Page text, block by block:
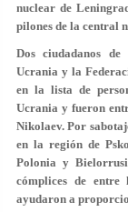
nuclear de
pilones de la central
Dos ciudadanos
Ucrania y la
en la lista de
Ucrania y fueron
Nikolaev. Por
en la región de
Polonia y
cómplices de entre
ayudaron a